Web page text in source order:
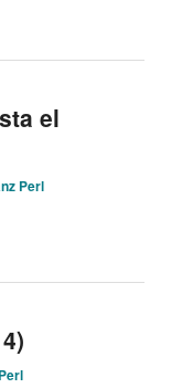
el
Perl